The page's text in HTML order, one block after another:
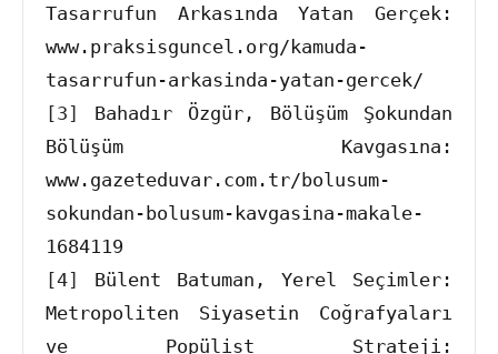
Tasarrufun Arkasında Yatan Gerçek:
www.praksisguncel.org/kamuda-
[3]
Bahadır Özgür, Bölüşüm Şokundan
Bölüşüm Kavgasına:
www.gazeteduvar.com.tr/bolusum-
sokundan-bolusum-kavgasina-makale-
[4]
Bülent Batuman, Yerel Seçimler:
Metropoliten Siyasetin Coğrafyaları
ve Popülist Strateji: